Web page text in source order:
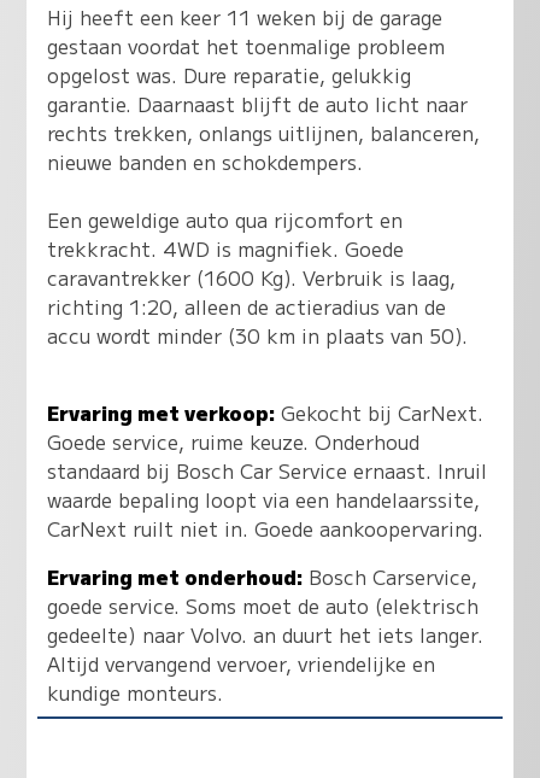
Hij heeft een keer 11 weken bij de garage
gestaan voordat het toenmalige probleem
opgelost was. Dure reparatie, gelukkig
garantie. Daarnaast blijft de auto licht naar
rechts trekken, onlangs uitlijnen, balanceren,
nieuwe banden en schokdempers.
Een geweldige auto qua rijcomfort en
trekkracht. 4WD is magnifiek. Goede
caravantrekker (1600 Kg). Verbruik is laag,
richting 1:20, alleen de actieradius van de
accu wordt minder (30 km in plaats van 50).
Ervaring met verkoop: Gekocht bij CarNext.
Goede service, ruime keuze. Onderhoud
standaard bij Bosch Car Service ernaast. Inruil
waarde bepaling loopt via een handelaarssite,
CarNext ruilt niet in. Goede aankoopervaring.
Ervaring met onderhoud: Bosch Carservice,
goede service. Soms moet de auto (elektrisch
gedeelte) naar Volvo. an duurt het iets langer.
Altijd vervangend vervoer, vriendelijke en
kundige monteurs.